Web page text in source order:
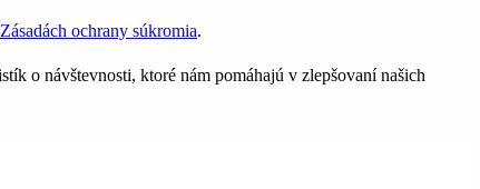
Zásadách ochrany súkromia.
o návštevnosti, ktoré nám pomáhajú v zlepšovaní našich